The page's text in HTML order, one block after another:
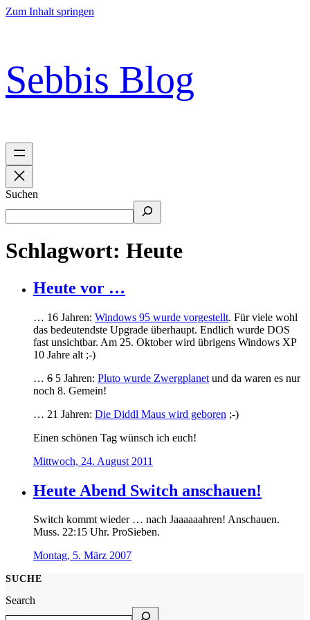
Zum Inhalt springen
Sebbis Blog
Suchen
Schlagwort: Heute
Heute vor …
… 16 Jahren: Windows 95 wurde vorgestellt. Für viele wohl
das bedeutendste Upgrade überhaupt. Endlich wurde DOS
fast unsichtbar. Am 25. Oktober wird übrigens Windows XP
10 Jahre alt ;-)
… 6 5 Jahren: Pluto wurde Zwergplanet und da waren es nur
noch 8. Gemein!
… 21 Jahren: Die Diddl Maus wird geboren ;-)
Einen schönen Tag wünsch ich euch!
Mittwoch, 24. August 2011
Heute Abend Switch anschauen!
Switch kommt wieder … nach Jaaaaaahren! Anschauen.
Muss. 22:15 Uhr. ProSieben.
Montag, 5. März 2007
SUCHE
Search